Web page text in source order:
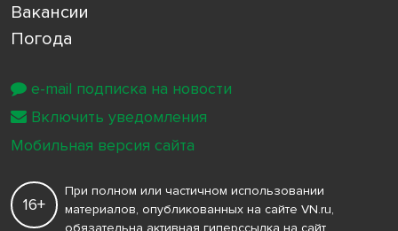
Вакансии
Погода
16+
При полном или частичном использовании
материалов, опубликованных на сайте VN.ru,
обязательна активная гиперссылка на сайт
e-mail подписка на новости
Включить уведомления
Мобильная версия сайта